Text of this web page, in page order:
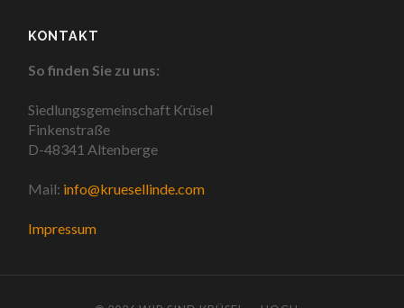
KONTAKT
So finden Sie zu uns:
Siedlungsgemeinschaft Krüsel
Finkenstraße
D-48341 Altenberge
Mail: info@kruesellinde.com
Impressum